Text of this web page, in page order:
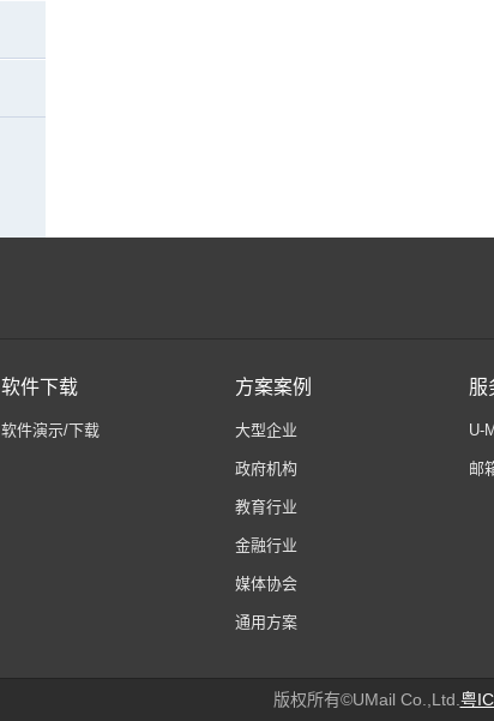
软件下载
软件演示/下载
方案案例
大型企业
政府机构
教育行业
金融行业
媒体协会
通用方案
服
U-
邮
版权所有©UMail Co.,Ltd. 粤